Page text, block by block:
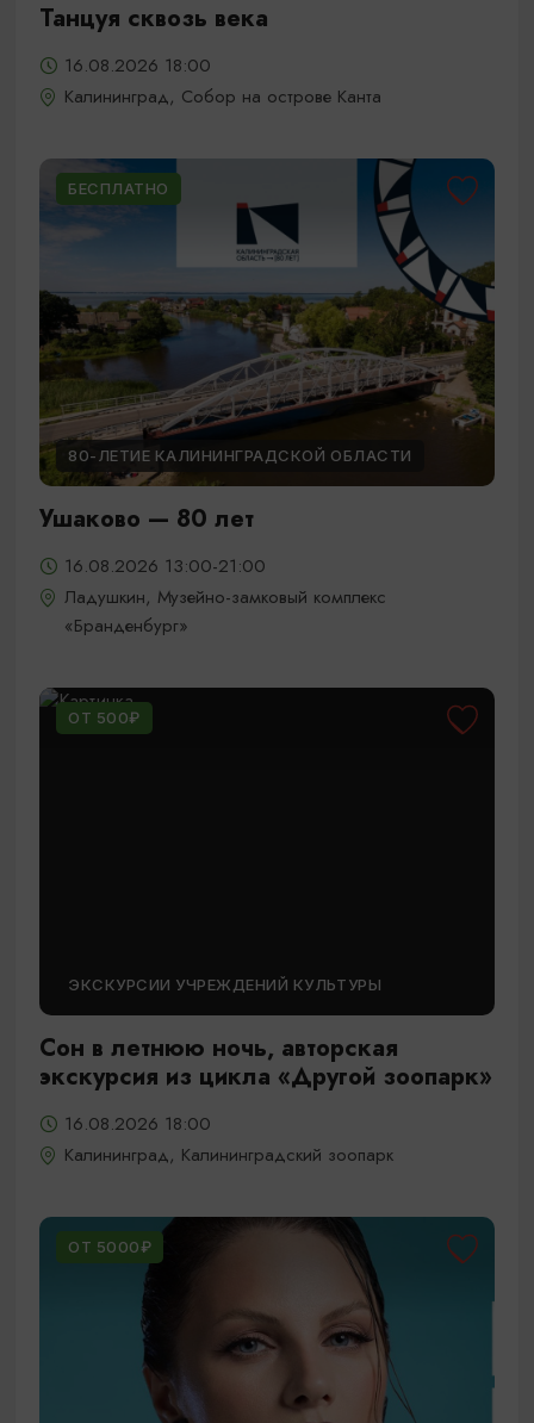
Танцуя сквозь века
16.08.2026 18:00
Калининград, Собор на острове Канта
БЕСПЛАТНО
80-ЛЕТИЕ КАЛИНИНГРАДСКОЙ ОБЛАСТИ
Ушаково — 80 лет
16.08.2026 13:00-21:00
Ладушкин, Музейно-замковый комплекс
«Бранденбург»
ОТ 500₽
ЭКСКУРСИИ УЧРЕЖДЕНИЙ КУЛЬТУРЫ
Сон в летнюю ночь, авторская
экскурсия из цикла «Другой зоопарк»
16.08.2026 18:00
Калининград, Калининградский зоопарк
ОТ 5000₽